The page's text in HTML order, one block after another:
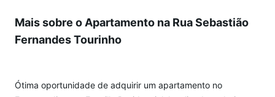
Mais sobre o Apartamento na Rua Sebastião
Fernandes Tourinho
Ótima oportunidade de adquirir um apartamento no